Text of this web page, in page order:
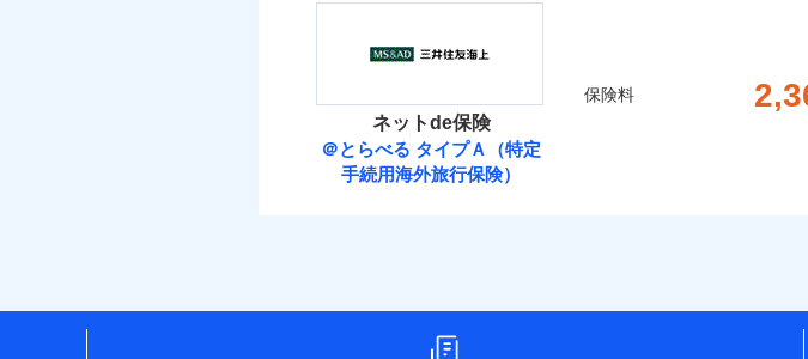
ネットde保険
＠とらべる タイプＡ（特定
手続用海外旅行保険）
保険料